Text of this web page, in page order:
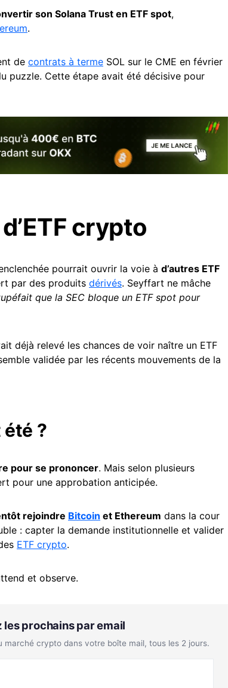
son Solana Trust en ETF spot,
.
de contrats à terme SOL sur le CME en février
puzzle. Cette étape avait été décisive pour
crypto
pourrait ouvrir la voie à d’autres ETF
par des produits dérivés. Seyffart ne mâche
que la SEC bloque un ETF spot pour
déjà relevé les chances de voir naître un ETF
validée par les récents mouvements de la
?
pour se prononcer. Mais selon plusieurs
pour une approbation anticipée.
rejoindre Bitcoin et Ethereum dans la cour
: capter la demande institutionnelle et valider
ETF crypto.
et observe.
les prochains par email
marché crypto dans votre boîte mail, tous les 2 jours.